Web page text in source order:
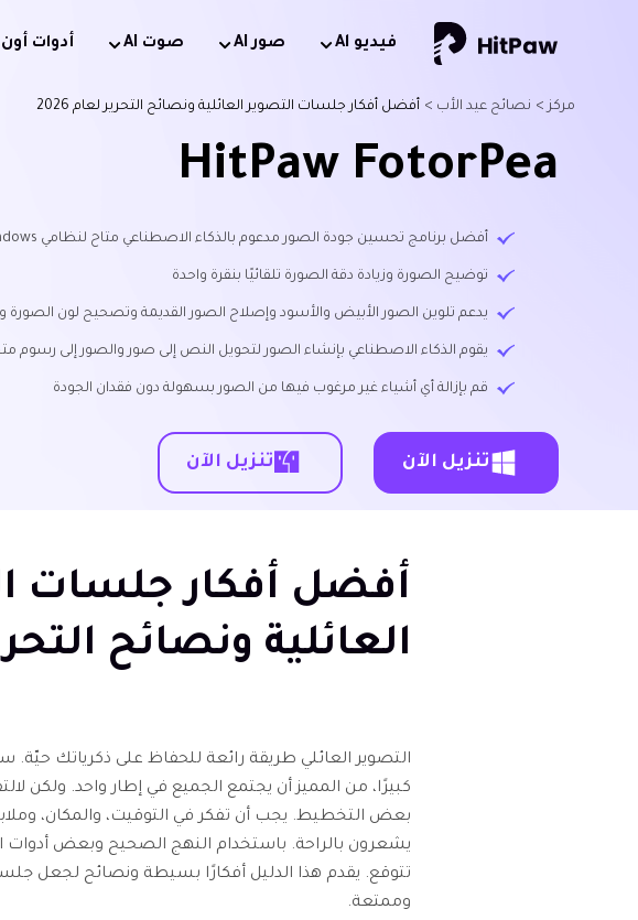
فيديو Al صور AI صوت AI أدوات أون
مركز > نصائح عيد الأب > أفضل أفكار جلسات التصوير العائلية ونصائح التحرير لعام 2026
HitPaw FotorPea
أفضل برنامج تحسين جودة الصور مدعوم بالذكاء الاصطناعي متاح لنظامي Windows و Mac
توضيح الصورة وزيادة دقة الصورة تلقائيًا بنقرة واحدة
يدعم تلوين الصور الأبيض والأسود وإصلاح الصور القديمة وتصحيح لون الصورة
يقوم الذكاء الاصطناعي بإنشاء الصور لتحويل النص إلى صور والصور إلى رسوم
قم بإزالة أي أشياء غير مرغوب فيها من الصور بسهولة دون فقدان الجودة
تنزيل الآن تنزيل الآن
أفضل أفكار جلسات
العائلية ونصائح التحرير
التصوير العائلي طريقة رائعة للحفاظ على ذكرياتك حيّة.
كبيرًا، من المميز أن يجتمع الجميع في إطار واحد. ولكن
بعض التخطيط. يجب أن تفكر في التوقيت، والمكان،
يشعرون بالراحة. باستخدام النهج الصحيح وبعض
تتوقع. يقدم هذا الدليل أفكارًا بسيطة ونصائح لجعل
وممتعة.